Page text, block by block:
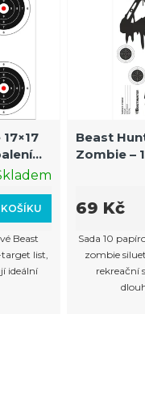
Beast
list,
ideální
Beast
Zombie –
69 Kč
Sada 10
zombie
rekreační